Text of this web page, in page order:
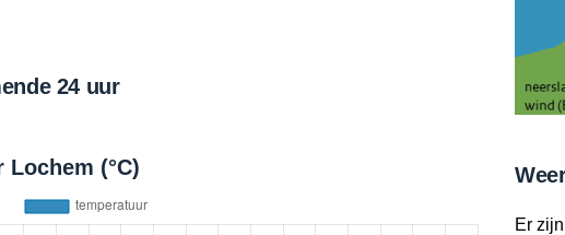
24 uur
(°C)
Er